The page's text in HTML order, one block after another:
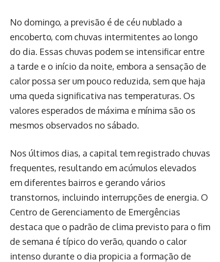
No domingo, a previsão é de céu nublado a
encoberto, com chuvas intermitentes ao longo
do dia. Essas chuvas podem se intensificar entre
a tarde e o início da noite, embora a sensação de
calor possa ser um pouco reduzida, sem que haja
uma queda significativa nas temperaturas. Os
valores esperados de máxima e mínima são os
mesmos observados no sábado.
Nos últimos dias, a capital tem registrado chuvas
frequentes, resultando em acúmulos elevados
em diferentes bairros e gerando vários
transtornos, incluindo interrupções de energia. O
Centro de Gerenciamento de Emergências
destaca que o padrão de clima previsto para o fim
de semana é típico do verão, quando o calor
intenso durante o dia propicia a formação de